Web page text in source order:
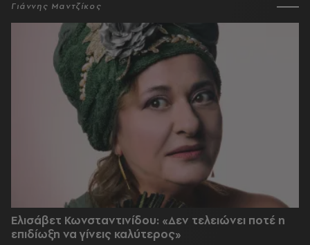
Γιάννης Μαντζίκος
Ελισάβετ Κωνσταντινίδου: «Δεν τελειώνει ποτέ η
επιδίωξη να γίνεις καλύτερος»